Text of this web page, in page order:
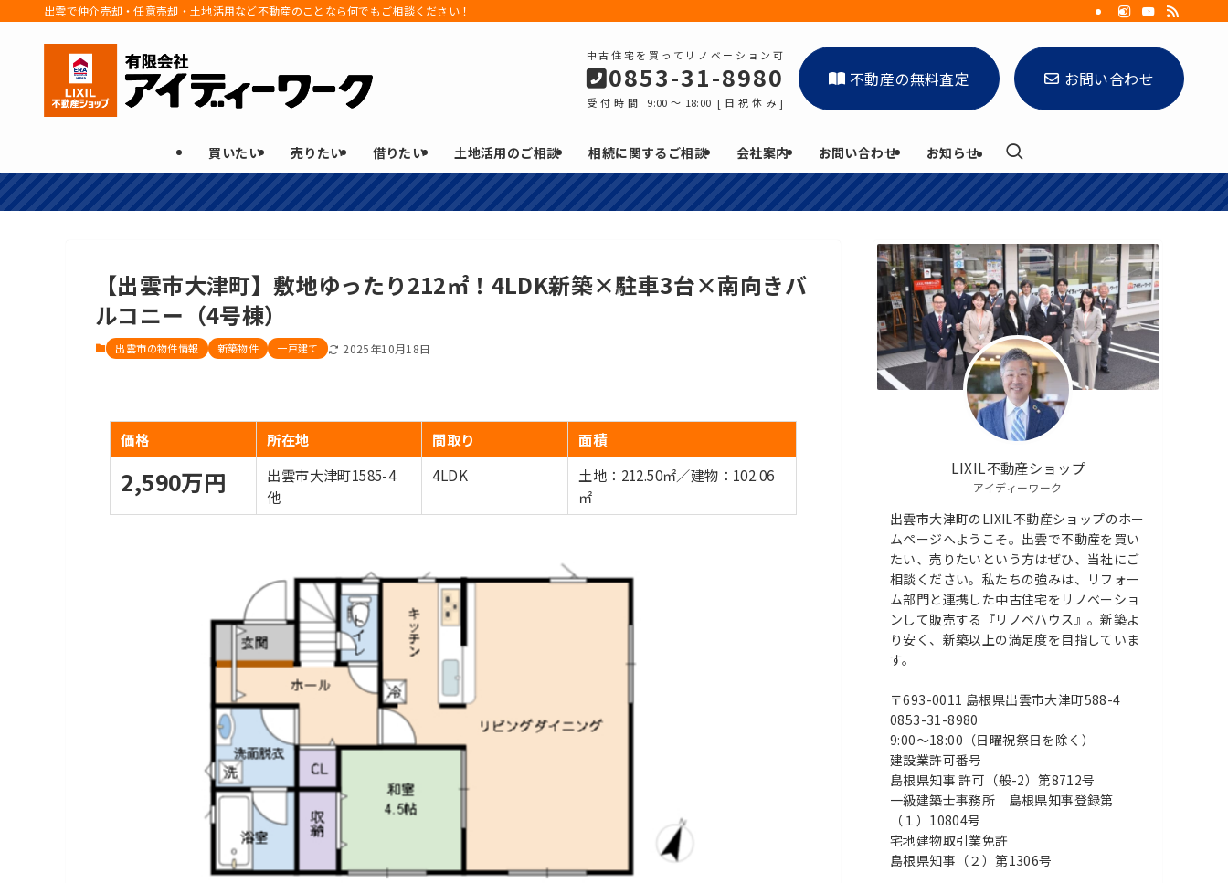
出雲で仲介売却・任意売却・土地活用など不動産のことなら何でもご相談ください！
中古住宅を買ってリノベーション可
0853-31-8980
受付時間 9:00～18:00 [日祝休み]
不動産の無料査定 お問い合わせ
買いたい 売りたい 借りたい 土地活用のご相談 相続に関するご相談 会社案内 お問い合わせ お知らせ
【出雲市大津町】敷地ゆったり212㎡！4LDK新築×駐車3台×南向きバ
ルコニー（4号棟）
出雲市の物件情報 新築物件 一戸建て 2025年10月18日
価格 所在地 間取り 面積
2,590万円
出雲市大津町1585-4
他
4LDK
土地：212.50㎡／建物：102.06
㎡
LIXIL不動産ショップ
アイディーワーク
出雲市大津町のLIXIL不動産ショップのホー
ムページへようこそ。出雲で不動産を買い
たい、売りたいという方はぜひ、当社にご
相談ください。私たちの強みは、リフォー
ム部門と連携した中古住宅をリノベーショ
ンして販売する『リノベハウス』。新築よ
り安く、新築以上の満足度を目指していま
す。
〒693-0011 島根県出雲市大津町588-4
0853-31-8980
9:00〜18:00（日曜祝祭日を除く）
建設業許可番号
島根県知事 許可（般-2）第8712号
一級建築士事務所 島根県知事登録第
（１）10804号
宅地建物取引業免許
島根県知事（２）第1306号